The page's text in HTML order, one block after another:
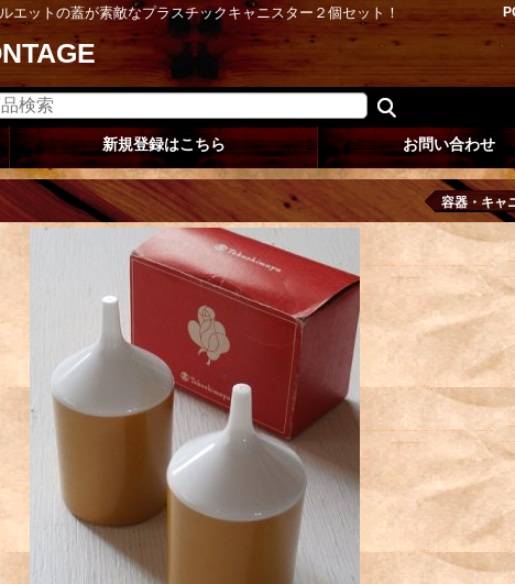
エットの蓋が素敵なプラスチックキャニスター２個セット！
新規登録はこちら お問い合わせ
容器・キャ